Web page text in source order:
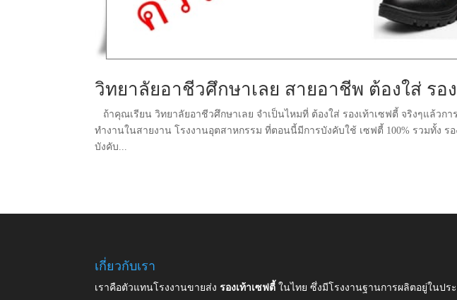
วิทยาลัยอาชีวศึกษาเลย สายอาชีพ ต้องใส่ รอ
ถ้าคุณเรียน วิทยาลัยอาชีวศึกษาเลย จำเป็นไหมที่ ต้องใส่ รองเท้าเซฟตี้ จริงๆแล้วก
ทำงานในสายงาน โรงงานอุตสาหกรรม ที่ตอนนี้มีการบังคับใช้ เซฟตี้ 100% รวมทั้ง
บังคับ...
เกี่ยวกับเรา
เราคือตัวแทนโรงงานขายส่งรองเท้าเซฟตี้ในไทย ซึ่งมีโรงงานฐานการผลิตอยู่ในป